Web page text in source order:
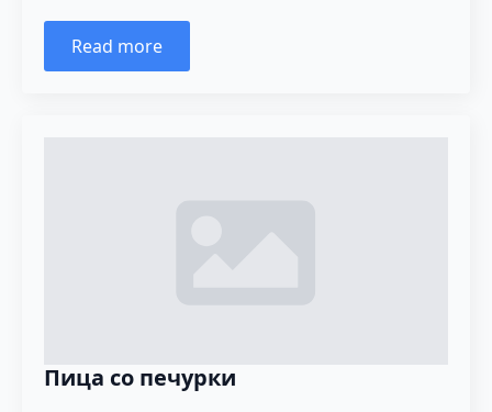
Read more
Пица со печурки